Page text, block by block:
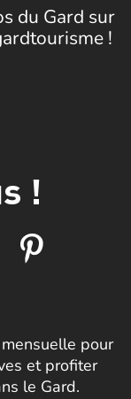
du Gard sur
!
!
pour
et profiter
le Gard.